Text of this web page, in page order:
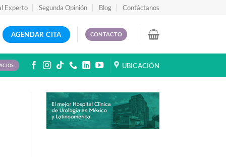
Experto Segunda Opinión Blog Contáctanos
AGENDAR CITA CONTACTO
UBICACIÓN